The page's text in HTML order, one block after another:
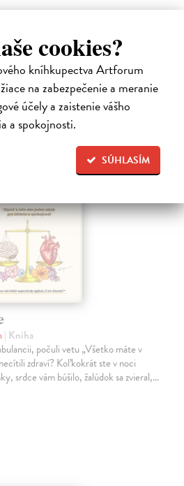
cookies?
kníhkupectva Artforum
na zabezpečenie a meranie
účely a zaistenie vášho
a spokojnosti.
SÚHLASÍM
na sklade
| Kniha
počuli vetu „Všetko máte v
zdraví? Koľkokrát ste v noci
srdce vám búšilo, žalúdok sa zvieral,…